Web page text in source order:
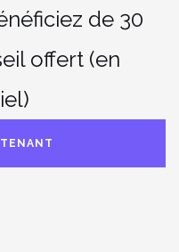
de 30
offert (en